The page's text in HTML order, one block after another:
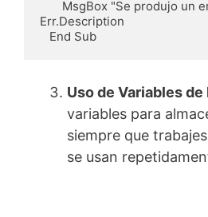
Err.Description
   End Sub
Uso de Variables de
variables para
siempre que
se usan